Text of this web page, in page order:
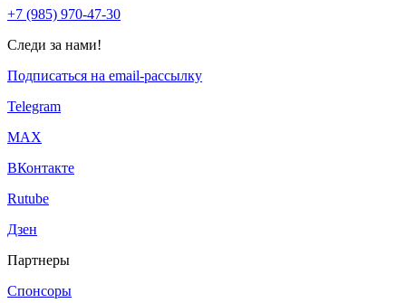
+7 (985) 970-47-30
Следи за нами!
Подписаться на email-рассылку
Telegram
МАХ
ВКонтакте
Rutube
Дзен
Партнеры
Спонсоры